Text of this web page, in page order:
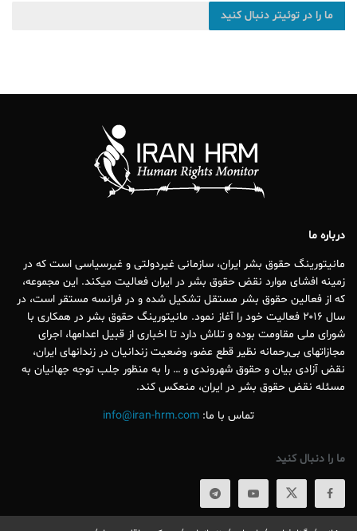
ما را در توئیتر دنبال کنید
درباره ما
مانیتورینگ حقوق بشر ایران، سازمانی غیردولتی و غیرسیاسی است که در
زمینه افشای موارد نقض حقوق بشر در ایران فعالیت میکند. این مجموعه،
که از فعالین حقوق بشر مستقل تشکیل شده و در فرانسه مستقر است، در
سال ۲۰۱۶ فعالیت خود را آغاز نمود. مانیتورینگ حقوق بشر در همکاری با
شورای ملی مقاومت بوده و تلاش دارد تا اخباری از قبیل اعدامها، اجرای
مجازاتهای بی‌رحمانه نظیر قطع عضو، وضعیت زندانیان در زندانهای ایران،
نقض آزادی بیان و حقوق شهروندی و … را به منظور جلب توجه جهانیان به
مسئله نقض حقوق بشر در ایران، منعکس کند.
تماس با ما: info@iran-hrm.com
ما را دنبال کنید